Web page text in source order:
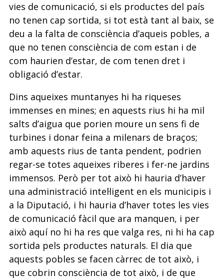
vies de comunicació, si els productes del país
no tenen cap sortida, si tot està tant al baix, se
deu a la falta de consciència d’aqueis pobles, a
que no tenen consciència de com estan i de
com haurien d’estar, de com tenen dret i
obligació d’estar.
Dins aqueixes muntanyes hi ha riqueses
immenses en mines; en aquests rius hi ha mil
salts d’aigua que porien moure un sens fi de
turbines i donar feina a milenars de braços;
amb aquests rius de tanta pendent, podrien
regar-se totes aqueixes riberes i fer-ne jardins
immensos. Però per tot això hi hauria d’haver
una administració intel·ligent en els municipis i
a la Diputació, i hi hauria d’haver totes les vies
de comunicació fàcil que ara manquen, i per
això aquí no hi ha res que valga res, ni hi ha cap
sortida pels productes naturals. El dia que
aquests pobles se facen càrrec de tot això, i
que cobrin consciència de tot això, i de que